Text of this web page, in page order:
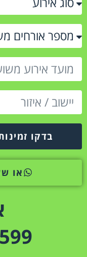
בדקו
או